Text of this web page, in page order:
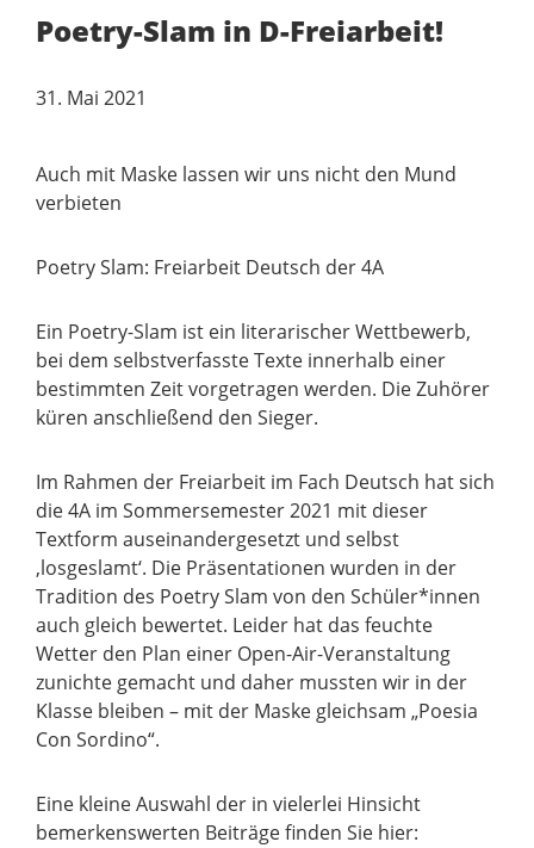
Poetry-Slam in D-Freiarbeit!
31. Mai 2021
Auch mit Maske lassen wir uns nicht den Mund
verbieten
Poetry Slam: Freiarbeit Deutsch der 4A
Ein Poetry-Slam ist ein literarischer Wettbewerb,
bei dem selbstverfasste Texte innerhalb einer
bestimmten Zeit vorgetragen werden. Die Zuhörer
küren anschließend den Sieger.
Im Rahmen der Freiarbeit im Fach Deutsch hat sich
die 4A im Sommersemester 2021 mit dieser
Textform auseinandergesetzt und selbst
‚losgeslamt‘. Die Präsentationen wurden in der
Tradition des Poetry Slam von den Schüler*innen
auch gleich bewertet. Leider hat das feuchte
Wetter den Plan einer Open-Air-Veranstaltung
zunichte gemacht und daher mussten wir in der
Klasse bleiben – mit der Maske gleichsam „Poesia
Con Sordino“.
Eine kleine Auswahl der in vielerlei Hinsicht
bemerkenswerten Beiträge finden Sie hier: